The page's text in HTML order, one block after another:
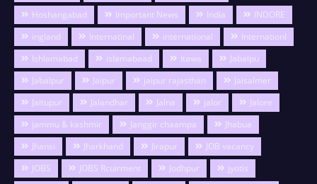
Hoshangabad
Important News India
INDORE
ingland
Internatinal international
Internationl
Ishlamabad
islamabaad Itawa
Jabalpu
Jabalpur
Jaipur jaipur rajasthan
Jaisalmer
Jaitupur
Jalandhar Jalna jalor
Jalore
jammu & kashmir
Janggir chaampa
Jhabua
Jhansi
Jharkhand Jirapur
JOB vacancy
JOBS
JOBS Rcuirment Jodhpur
jyotis